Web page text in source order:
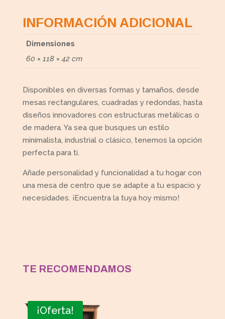
INFORMACIÓN ADICIONAL
Dimensiones
60 × 118 × 42 cm
Disponibles en diversas formas y tamaños, desde
mesas rectangulares, cuadradas y redondas, hasta
diseños innovadores con estructuras metálicas o
de madera. Ya sea que busques un estilo
minimalista, industrial o clásico, tenemos la opción
perfecta para ti.
Añade personalidad y funcionalidad a tu hogar con
una mesa de centro que se adapte a tu espacio y
necesidades. ¡Encuentra la tuya hoy mismo!
TE RECOMENDAMOS
¡Oferta!